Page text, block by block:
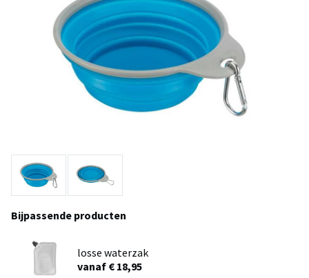
Bijpassende producten
losse waterzak
vanaf € 18,95